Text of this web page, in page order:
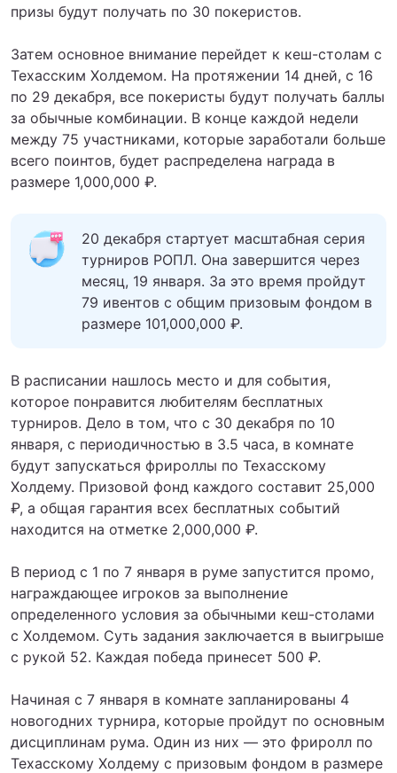
призы будут получать по 30 покеристов.
Затем основное внимание перейдет к кеш-столам с
Техасским Холдемом. На протяжении 14 дней, с 16
по 29 декабря, все покеристы будут получать баллы
за обычные комбинации. В конце каждой недели
между 75 участниками, которые заработали больше
всего поинтов, будет распределена награда в
размере 1,000,000 ₽.
20 декабря стартует масштабная серия
турниров РОПЛ. Она завершится через
месяц, 19 января. За это время пройдут
79 ивентов с общим призовым фондом в
размере 101,000,000 ₽.
В расписании нашлось место и для события,
которое понравится любителям бесплатных
турниров. Дело в том, что с 30 декабря по 10
января, с периодичностью в 3.5 часа, в комнате
будут запускаться фрироллы по Техасскому
Холдему. Призовой фонд каждого составит 25,000
₽, а общая гарантия всех бесплатных событий
находится на отметке 2,000,000 ₽.
В период с 1 по 7 января в руме запустится промо,
награждающее игроков за выполнение
определенного условия за обычными кеш-столами
с Холдемом. Суть задания заключается в выигрыше
с рукой 52. Каждая победа принесет 500 ₽.
Начиная с 7 января в комнате запланированы 4
новогодних турнира, которые пройдут по основным
дисциплинам рума. Один из них — это фриролл по
Техасскому Холдему с призовым фондом в размере